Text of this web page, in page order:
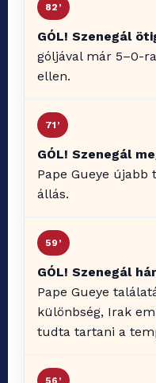
82’
GÓL! Szenegál
góljával már 5–0-
ellen.
71’
GÓL! Szenegál
Pape Gueye
állás.
59’
GÓL! Szenegál
Pape Gueye
különbség, Irak
tudta tartani a
56’